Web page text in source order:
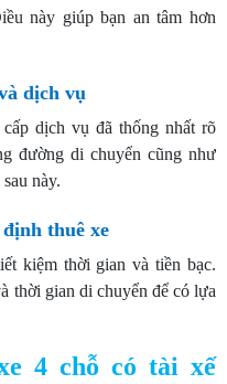
này giúp bạn an tâm hơn
dịch vụ
dịch vụ đã thống nhất rõ
đường di chuyển cũng như
này.
thuê xe
kiệm thời gian và tiền bạc.
thời gian di chuyển để có lựa
4 chỗ có tài xế